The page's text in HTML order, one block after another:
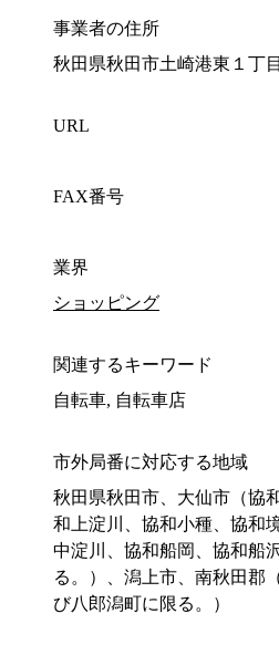
事業者の住所
秋田県秋田市土崎港東１丁
URL
FAX番号
業界
ショッピング
関連するキーワード
自転車, 自転車店
市外局番に対応する地域
秋田県秋田市、大仙市（協
和上淀川、協和小種、協和
中淀川、協和船岡、協和船
る。）、潟上市、南秋田郡
び八郎潟町に限る。）